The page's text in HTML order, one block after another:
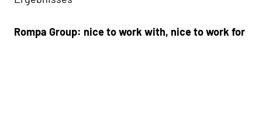
Rompa Group: nice to work with, nice to work for